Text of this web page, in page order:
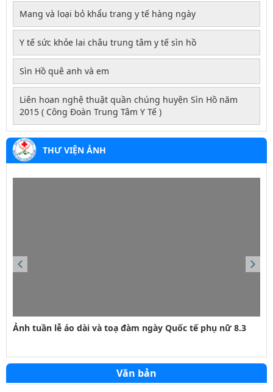
Mang và loại bỏ khẩu trang y tế hàng ngày
Y tế sức khỏe lai châu trung tâm y tế sìn hồ
Sìn Hồ quê anh và em
Liên hoan nghệ thuật quần chúng huyện Sìn Hồ năm
2015 ( Công Đoàn Trung Tâm Y Tế )
THƯ VIỆN ẢNH
Ảnh tuần lễ áo dài và toạ đàm ngày Quốc tế phụ nữ 8.3
Văn bản
21/2021/TT-BYT
80/NQ-HĐND
Nghị quyết số 80/NQ-HĐND, ngày 09/12/2024 của Hội đồng
bệnh, chữa bệnh tại các cơ sở khám bệnh, chữa bệnh của
Nhà nước thuộc tỉnh Lai Châu quản lý